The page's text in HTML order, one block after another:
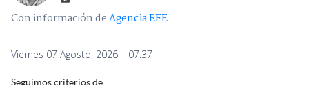
Con información deAgencia EFE
Viernes 07 Agosto, 2026 | 07:37
Seguimos criterios de